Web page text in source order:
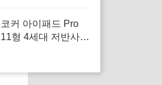
을 발휘하기 위해 필
요한 선택
코커 아이패드 Pro
11형 4세대 저반사
액정보호필름, 스크